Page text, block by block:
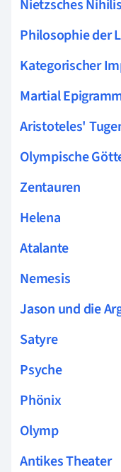
Nietzsches
Philosophie der
Kategorischer
Martial
Aristoteles'
Olympische
Zentauren
Helena
Atalante
Nemesis
Jason und die
Satyre
Psyche
Phönix
Olymp
Antikes Theater